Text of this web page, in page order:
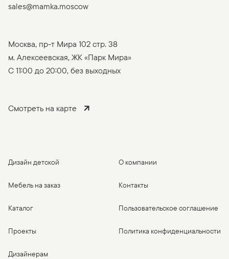
sales@mamka.moscow
Москва, пр-т Мира 102 стр. 38
м. Алексеевская, ЖК «Парк Мира»
C 11:00 до 20:00, без выходных
Смотреть на карте
Дизайн детской
Мебель на заказ
Каталог
Проекты
Дизайнерам
О компании
Контакты
Пользовательское соглашение
Политика конфиденциальности